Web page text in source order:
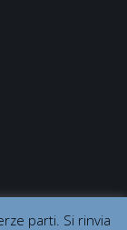
parti. Si rinvia